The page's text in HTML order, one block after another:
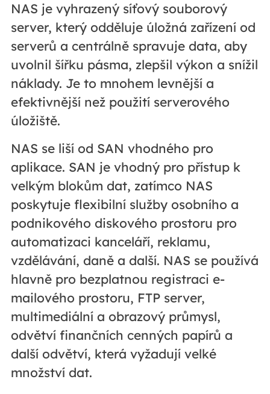
NAS je vyhrazený síťový souborový
server, který odděluje úložná zařízení od
serverů a centrálně spravuje data, aby
uvolnil šířku pásma, zlepšil výkon a snížil
náklady. Je to mnohem levnější a
efektivnější než použití serverového
úložiště.
NAS se liší od SAN vhodného pro
aplikace. SAN je vhodný pro přístup k
velkým blokům dat, zatímco NAS
poskytuje flexibilní služby osobního a
podnikového diskového prostoru pro
automatizaci kanceláří, reklamu,
vzdělávání, daně a další. NAS se používá
hlavně pro bezplatnou registraci e-
mailového prostoru, FTP server,
multimediální a obrazový průmysl,
odvětví finančních cenných papírů a
další odvětví, která vyžadují velké
množství dat.